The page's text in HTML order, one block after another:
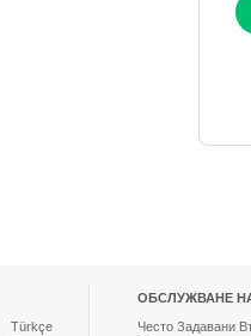
Türkçe
ОБСЛУЖВАНЕ
Често Задавани